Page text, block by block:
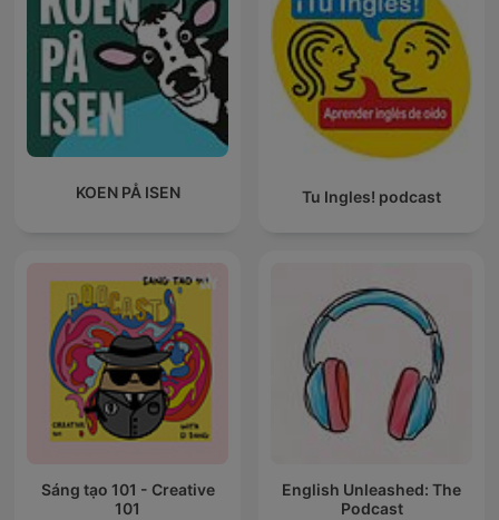
KOEN PÅ ISEN Tu Ingles! podcast
Sáng tạo 101 - Creative
101
English Unleashed: The
Podcast